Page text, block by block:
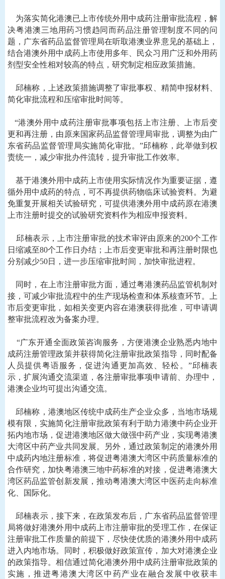
为落实简化港澳已上市传统外用中成药注册审批流程，解
决粤港澳三地用药习惯趋同而药品注册管理制度不同的问
题，广东省药品监督管理局在听取港澳业界意见的基础上，
结合港澳外用中成药上市使用多年、民众习用广泛和外用药
剂型安全性相对较高的特点，研究制定相应政策措施。
邱楠称，上述政策措施调整了审批事权、精简申报材料、
简化审批流程和压缩审批时间等。
“港澳外用中成药注册审批事项包括上市注册、上市后变
更和再注册，由原来国家药品监督管理局审批，调整为由广
东省药品监督管理局实施简化审批。”邱楠称，此举做到权
责统一，减少审批办件流转，提升审批工作效率。
基于港澳外用中成药上市使用实际情况作为重要证据，遵
循外用中成药的特点，可不再提供药物临床试验资料。为避
免重复开展相关试验研究，可提供港澳外用中成药原在港澳
上市注册时提交的试验研究资料作为相应申报资料。
邱楠表示，上市注册审批的技术审评由原来的200个工作
日缩减至80个工作日办结；上市后变更审批和再注册时限也
分别减少50日，进一步压缩审批时间，加快审批进程。
同时，在上市注册审批方面，通过粤港澳药品监管机制对
接，可减少审批流程中的生产现场检查和体系核查环节。上
市后变更审批，如相关变更内容在港澳获得批准，可申请调
整审批流程改为备案办理。
“广东开通全面政策咨询服务，方便港澳企业熟悉内地中
成药注册管理政策并获得简化注册审批政策指导，同时配备
人员提供粤语服务，促进沟通更加高效、轻松。”邱楠表
示，扩展沟通交流渠道，各注册审批事项申请前、办理中，
港澳企业均可提出沟通交流。
邱楠称，港澳地区传统中成药生产企业众多，当地市场规
模有限，实施简化注册审批政策有利于助力港澳中药企业开
拓内地市场，促进港澳地区做大做强中药产业，实现粤港澳
大湾区中药产业共同发展。另外，通过政策制定的港澳外用
中成药内地注册标准，将促进粤港澳大湾区中药质量标准的
合作研究，加快粤港澳三地中药标准的对接，促进粤港澳大
湾区药品监管创新发展，推动粤港澳大湾区中医药走向标准
化、国际化。
邱楠表示，接下来，在政策发布后，广东省药品监督管理
局将做好港澳外用中成药上市注册审批的受理工作，在保证
注册审批工作质量的前提下，尽快使优质的港澳外用中成药
进入内地市场。同时，积极做好政策宣传，加大对港澳企业
的政策指导。相信通过简化港澳外用中成药注册审批政策的
实施，推进粤港澳大湾区中药产业在融合发展中收获丰